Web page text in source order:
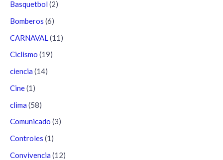
Basquetbol (2)
Bomberos (6)
CARNAVAL (11)
Ciclismo (19)
ciencia (14)
Cine(1)
clima (58)
Comunicado (3)
Controles (1)
Convivencia (12)